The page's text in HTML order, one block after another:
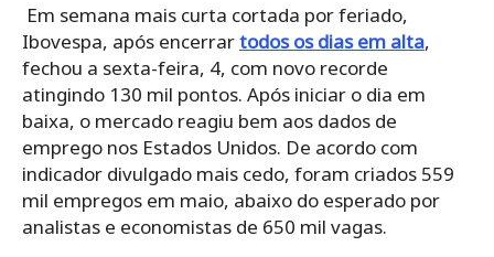
Em semana mais curta cortada por feriado,
Ibovespa, após encerrartodos os dias em alta,
fechou a sexta-feira, 4, com novo recorde
atingindo 130 mil pontos. Após iniciar o dia em
baixa, o mercado reagiu bem aos dados de
emprego nos Estados Unidos. De acordo com
indicador divulgado mais cedo, foram criados 559
mil empregos em maio, abaixo do esperado por
analistas e economistas de 650 mil vagas.